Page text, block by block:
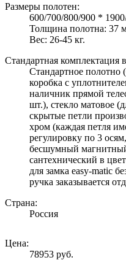
Размеры полотен:
600/700/800/900 *
Толщина полотна: 37
Вес: 26-45 кг.
Стандартная комплектация
Стандартное полотно
коробка с
наличник прямой
шт.), стекло матовое
скрытые петли
хром (каждая петля
регулировку по 3
бесшумный
сантехнический в
для замка easy-matic
ручка заказывается
Страна:
Россия
Цена:
78953 руб.